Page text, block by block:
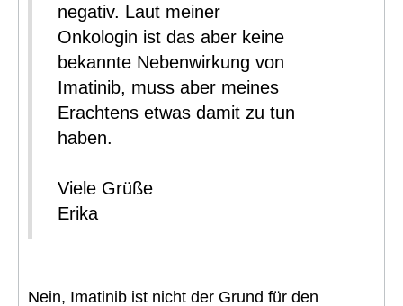
negativ. Laut meiner
Onkologin ist das aber keine
bekannte Nebenwirkung von
Imatinib, muss aber meines
Erachtens etwas damit zu tun
haben.
Viele Grüße
Erika
Nein, Imatinib ist nicht der Grund für den